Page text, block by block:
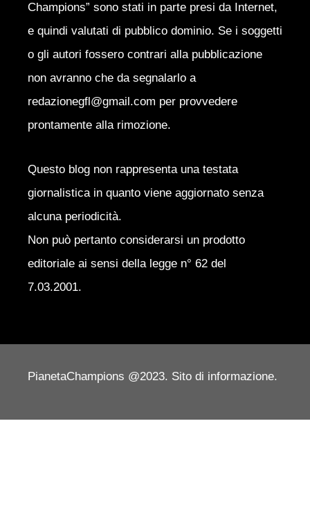
Champions” sono stati in parte presi da Internet,
e quindi valutati di pubblico dominio. Se i soggetti
o gli autori fossero contrari alla pubblicazione
non avranno che da segnalarlo a
redazionegfl@gmail.com per provvedere
prontamente alla rimozione.
Questo blog non rappresenta una testata
giornalistica in quanto viene aggiornato senza
alcuna periodicità.
Non può pertanto considerarsi un prodotto
editoriale ai sensi della legge n° 62 del
7.03.2001.
PianetaChampions @2023. Sito di informazione.